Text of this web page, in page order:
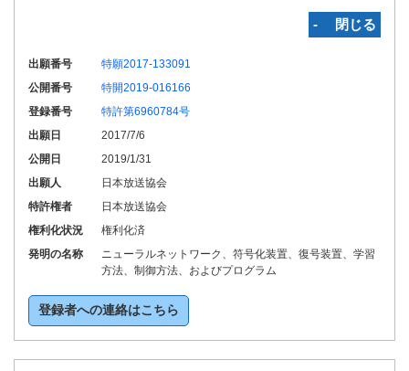
‐ 閉じる
出願番号
特願2017-133091
公開番号
特開2019-016166
登録番号
特許第6960784号
出願日
2017/7/6
公開日
2019/1/31
出願人
日本放送協会
特許権者
日本放送協会
権利化状況
権利化済
発明の名称
ニューラルネットワーク、符号化装置、復号装置、学習
方法、制御方法、およびプログラム
登録者への連絡はこちら